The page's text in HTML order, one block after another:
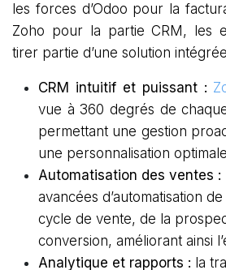
les forces d’Odoo pour la
Zoho pour la partie CRM, les
tirer partie d’une solution
CRM intuitif et puissant :
vue à 360 degrés de
permettant une gestion
une personnalisation
Automatisation des ventes :
avancées d’automatisation
cycle de vente, de la
conversion, améliorant ainsi
Analytique et rapports : la